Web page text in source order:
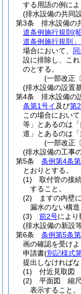
する用語の例によ
(排水設備の共同
第3条
排水設備の
道条例施行規則 (
道条例施行規則
場合において、
設に排除し、こ
のとする。
(一部改正
(排水設備の設置
第4条
排水設備の
条第1号イ及び第
この場合において
等」とあるのは「
道」とあるのは
(一部改正
(排水設備の工事
第5条
条例第4条
とおりとする。
(1)
取付管の接
すること。
(2)
ますの内壁
漏水のない構造
(3)
前2号により
(排水設備の新設
第6条
条例第5条
画の確認を受け
申請書(別記様式
提出しなければな
(1)
付近見取図
(2)
平面図 縮尺
表示すること。